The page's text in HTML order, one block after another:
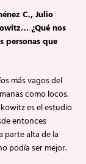
C., Julio
¿Qué nos
personas que
más vagos del
como locos.
es el estudio
entonces
parte alta de la
podía ser mejor.